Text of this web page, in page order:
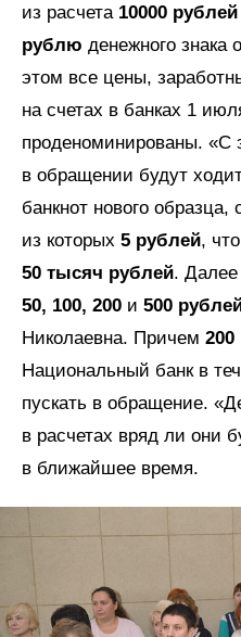
из расчета 10000 рублей
рублю денежного знака
этом все цены,
на счетах в банках 1
проденоминированы. «С
в обращении будут
банкнот нового
из которых 5 рублей,
50 тысяч рублей.
50, 100, 200 и 500
Николаевна. Причем 200
Национальный банк в
пускать в обращение.
в расчетах вряд ли они
в ближайшее время.